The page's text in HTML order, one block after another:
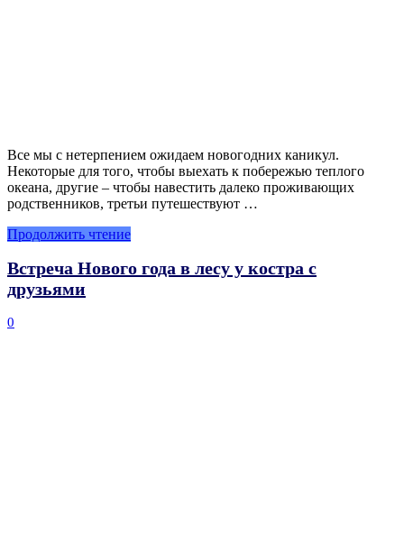
Все мы с нетерпением ожидаем новогодних каникул.
Некоторые для того, чтобы выехать к побережью теплого
океана, другие – чтобы навестить далеко проживающих
родственников, третьи путешествуют …
Продолжить чтение
Встреча Нового года в лесу у костра с
друзьями
0